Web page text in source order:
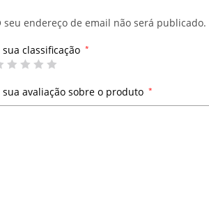
seu endereço de email não será publicado.
sua classificação *
sua avaliação sobre o produto *